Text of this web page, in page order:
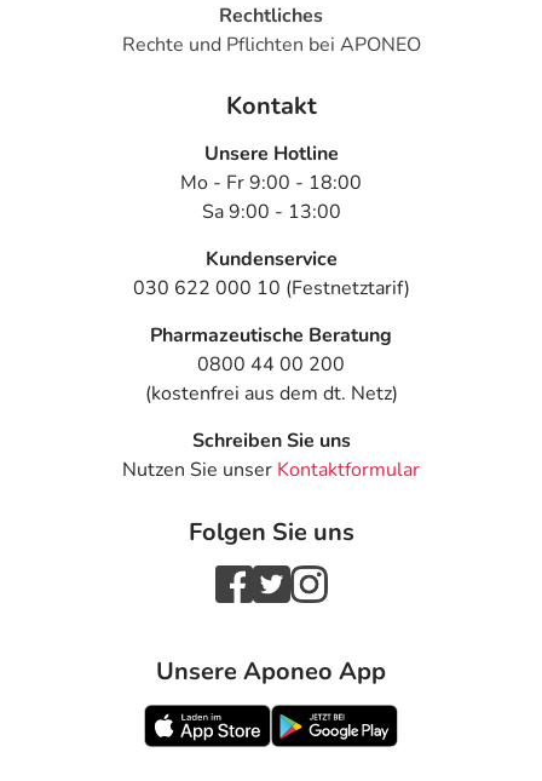
Rechtliches
Rechte und Pflichten bei APONEO
Kontakt
Unsere Hotline
Mo - Fr 9:00 - 18:00
Sa 9:00 - 13:00
Kundenservice
030 622 000 10 (Festnetztarif)
Pharmazeutische Beratung
0800 44 00 200
(kostenfrei aus dem dt. Netz)
Schreiben Sie uns
Nutzen Sie unser Kontaktformular
Folgen Sie uns
Unsere Aponeo App